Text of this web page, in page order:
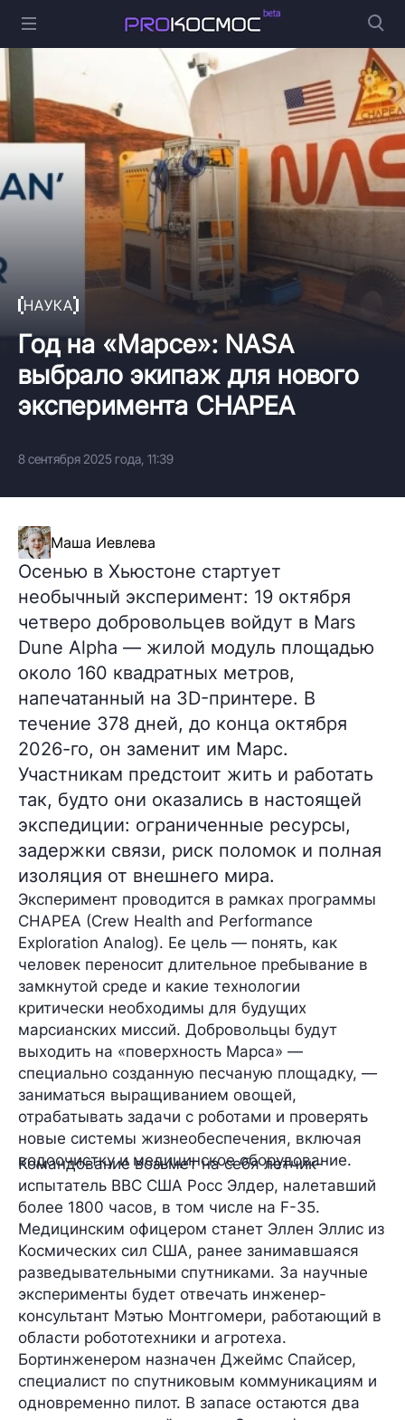
НАУКА
Год на «Марсе»: NASA
выбрало экипаж для нового
эксперимента CHAPEA
8 сентября 2025 года, 11:39
Маша Иевлева
Осенью в Хьюстоне стартует
необычный эксперимент: 19 октября
четверо добровольцев войдут в Mars
Dune Alpha — жилой модуль площадью
около 160 квадратных метров,
напечатанный на 3D-принтере. В
течение 378 дней, до конца октября
2026-го, он заменит им Марс.
Участникам предстоит жить и работать
так, будто они оказались в настоящей
экспедиции: ограниченные ресурсы,
задержки связи, риск поломок и полная
изоляция от внешнего мира.
Эксперимент проводится в рамках программы
CHAPEA (Crew Health and Performance
Exploration Analog). Ее цель — понять, как
человек переносит длительное пребывание в
замкнутой среде и какие технологии
критически необходимы для будущих
марсианских миссий. Добровольцы будут
выходить на «поверхность Марса» —
специально созданную песчаную площадку, —
заниматься выращиванием овощей,
отрабатывать задачи с роботами и проверять
новые системы жизнеобеспечения, включая
водоочистку и медицинское оборудование.
Командование возьмет на себя летчик-
испытатель ВВС США Росс Элдер, налетавший
более 1800 часов, в том числе на F-35.
Медицинским офицером станет Эллен Эллис из
Космических сил США, ранее занимавшаяся
разведывательными спутниками. За научные
эксперименты будет отвечать инженер-
консультант Мэтью Монтгомери, работающий в
области робототехники и агротеха.
Бортинженером назначен Джеймс Спайсер,
специалист по спутниковым коммуникациям и
одновременно пилот. В запасе остаются два